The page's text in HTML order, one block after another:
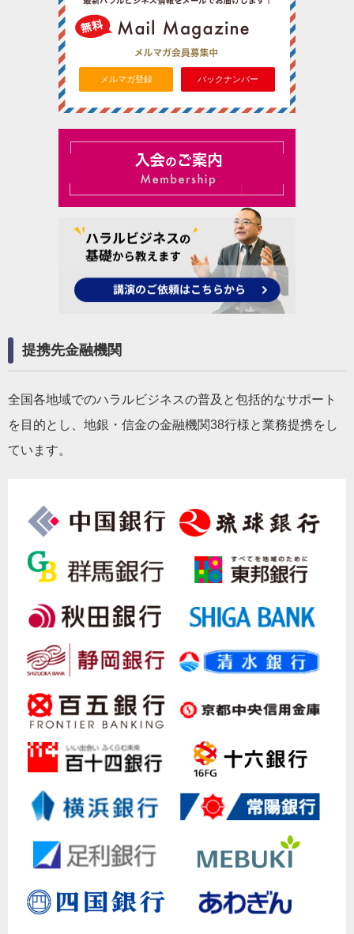
メルマガ登録 バックナンバー
提携先金融機関
全国各地域でのハラルビジネスの普及と包括的なサポート
を目的とし、地銀・信金の金融機関38行様と業務提携をし
ています。